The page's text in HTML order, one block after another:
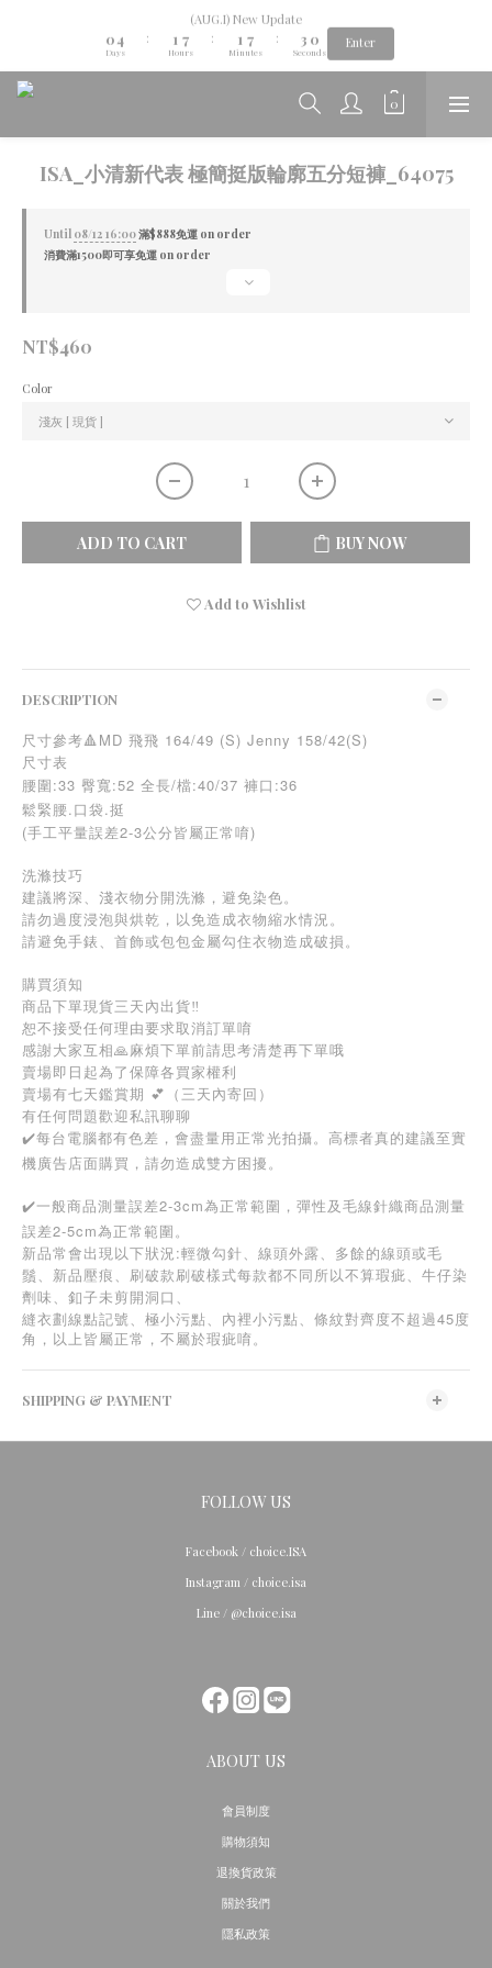
Aug.06th-Aug.12th new collection...🌺
(AUG.I) New Update
04
3
Days
:
1
0
7
6
2
0
Hours
:
2
1
0
8
7
6
2
0
Minutes
:
4
3
2
0
0
Seconds
Enter
Aug.06th-Aug.12th new collection...🌺
ISA_小清新代表 極簡挺版輪廓五分短褲_64075
Until 08/12 16:00滿$888免運 on order
消費滿1500即可享免運 on order
NT$460
Color
ADD TO CART BUY NOW
Add to Wishlist
DESCRIPTION
尺寸參考🔺MD 飛飛 164/49 (S) Jenny 158/42(S)
尺寸表
腰圍:33 臀寬:52 全長/檔:40/37 褲口:36
鬆緊腰.口袋.挺
(手工平量誤差2-3公分皆屬正常唷)
洗滌技巧
建議將深、淺衣物分開洗滌，避免染色。
請勿過度浸泡與烘乾，以免造成衣物縮水情況。
請避免手錶、首飾或包包金屬勾住衣物造成破損。
購買須知
商品下單現貨三天內出貨‼️
恕不接受任何理由要求取消訂單唷
感謝大家互相🙏麻煩下單前請思考清楚再下單哦
賣場即日起為了保障各買家權利
賣場有七天鑑賞期 💕（三天內寄回）
有任何問題歡迎私訊聊聊
✔️每台電腦都有色差，會盡量用正常光拍攝。高標者真的建議至實
機廣告店面購買，請勿造成雙方困擾。
✔️一般商品測量誤差2-3cm為正常範圍，彈性及毛線針織商品測量
誤差2-5cm為正常範圍。
新品常會出現以下狀況:輕微勾針、線頭外露、多餘的線頭或毛
鬚、新品壓痕、刷破款刷破樣式每款都不同所以不算瑕疵、牛仔染
劑味、釦子未剪開洞口、
縫衣劃線點記號、極小污點、內裡小污點、條紋對齊度不超過45 度
角，以上皆屬正常，不屬於瑕疵唷。
SHIPPING & PAYMENT
FOLLOW US
Facebook / choice.ISA
Instagram / choice.isa
Line / @choice.isa
ABOUT US
會員制度
購物須知
退換貨政策
關於我們
隱私政策